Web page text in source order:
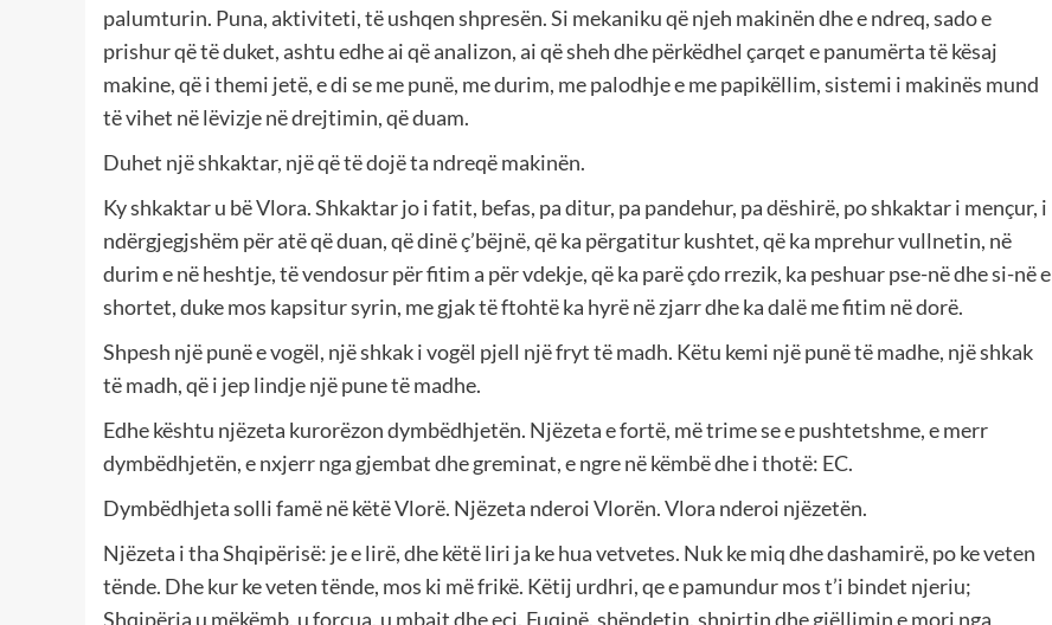
palumturin. Puna, aktiviteti, të ushqen shpresën. Si mekaniku që njeh makinën dhe e ndreq, sado e
prishur që të duket, ashtu edhe ai që analizon, ai që sheh dhe përkëdhel çarqet e panumërta të kësaj
makine, që i themi jetë, e di se me punë, me durim, me palodhje e me papikëllim, sistemi i makinës mund
të vihet në lëvizje në drejtimin, që duam.
Duhet një shkaktar, një që të dojë ta ndreqë makinën.
Ky shkaktar u bë Vlora. Shkaktar jo i fatit, befas, pa ditur, pa pandehur, pa dëshirë, po shkaktar i mençur, i
ndërgjegjshëm për atë që duan, që dinë ç’bëjnë, që ka përgatitur kushtet, që ka mprehur vullnetin, në
durim e në heshtje, të vendosur për fitim a për vdekje, që ka parë çdo rrezik, ka peshuar pse-në dhe si-në e
shortet, duke mos kapsitur syrin, me gjak të ftohtë ka hyrë në zjarr dhe ka dalë me fitim në dorë.
Shpesh një punë e vogël, një shkak i vogël pjell një fryt të madh. Këtu kemi një punë të madhe, një shkak
të madh, që i jep lindje një pune të madhe.
Edhe kështu njëzeta kurorëzon dymbëdhjetën. Njëzeta e fortë, më trime se e pushtetshme, e merr
dymbëdhjetën, e nxjerr nga gjembat dhe greminat, e ngre në këmbë dhe i thotë: EC.
Dymbëdhjeta solli famë në këtë Vlorë. Njëzeta nderoi Vlorën. Vlora nderoi njëzetën.
Njëzeta i tha Shqipërisë: je e lirë, dhe këtë liri ja ke hua vetvetes. Nuk ke miq dhe dashamirë, po ke veten
tënde. Dhe kur ke veten tënde, mos ki më frikë. Këtij urdhri, qe e pamundur mos t’i bindet njeriu;
Shqipëria u mëkëmb, u forcua, u mbajt dhe eci. Fuqinë, shëndetin, shpirtin dhe gjëllimin e mori nga